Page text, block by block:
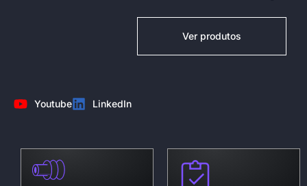
Ver produtos
Youtube LinkedIn